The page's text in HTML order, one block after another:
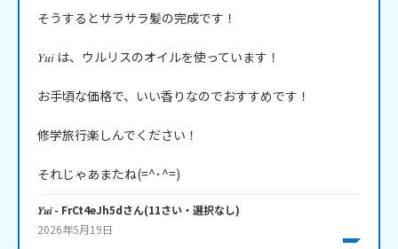
そうするとサラサラ髪の完成です！
𝑌𝑢𝑖 は、ウルリスのオイルを使っています！
お手頃な価格で、いい香りなのでおすすめです！
修学旅行楽しんでください！
それじゃあまたね(=^･^=)
𝑌𝑢𝑖- FrCt4eJh5dさん(11さい・ 選択なし)
2026年5月19日